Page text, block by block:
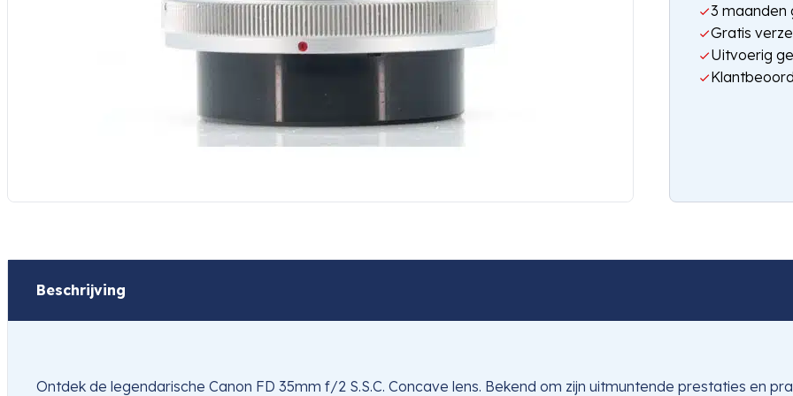
3 maanden
Gratis
Uitvoerig
Beschrijving
Ontdek de legendarische Canon FD 35mm f/2 S.S.C. Concave lens. Bekend om zijn uitmuntende prestaties en